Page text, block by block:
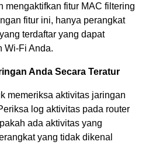
mengaktifkan fitur MAC filtering
fitur ini, hanya perangkat
terdaftar yang dapat
Wi-Fi Anda.
Anda Secara Teratur
memeriksa aktivitas jaringan
log aktivitas pada router
ada aktivitas yang
yang tidak dikenal